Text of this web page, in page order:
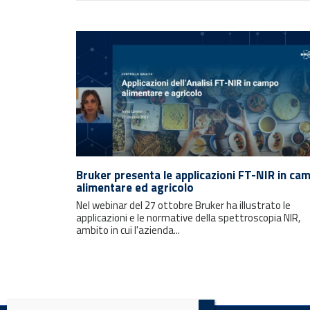
Bruker presenta le applicazioni FT-NIR in
alimentare ed agricolo
Nel webinar del 27 ottobre Bruker ha illustrato le
applicazioni e le normative della spettroscopia NIR,
ambito in cui l'azienda...
Rimani sempre aggiornato con le
ultime notizie e i prossimi eventi.